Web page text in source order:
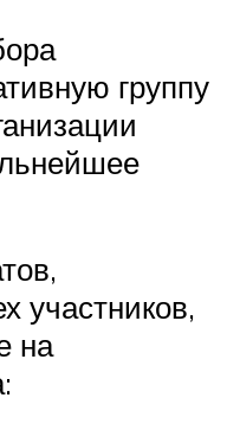
группу
участников,
на